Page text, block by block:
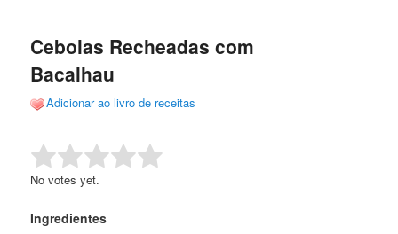
conteúdo
conteúdo
Cebolas Recheadas com
Bacalhau
Adicionar ao livro de receitas
Rate this item: Submit Rating
No votes yet.
Ingredientes